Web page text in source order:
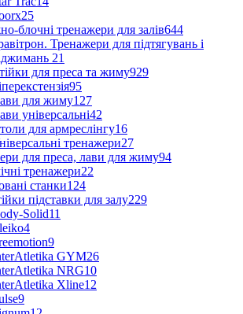
25
блочні тренажери для залів644
Тренажери для підтягувань і
21
для преса та жиму929
95
для жиму127
універсальні42
для армреслінгу16
тренажери27
для преса, лави для жиму94
тренажери22
станки124
підставки для залу229
Solid11
4
9
GYM26
NRG10
Xline12
9